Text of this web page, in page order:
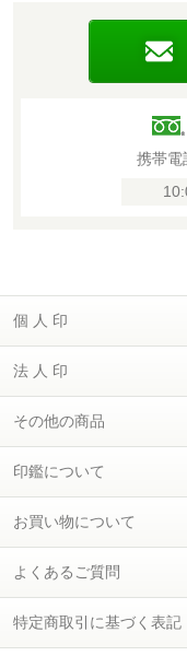
携帯電
個 人 印
法 人 印
その他の商品
印鑑について
お買い物について
よくあるご質問
特定商取引に基づく表記